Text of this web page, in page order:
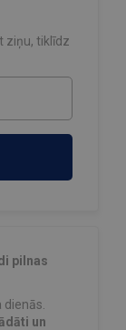
ziņu, tiklīdz
pilnas
un